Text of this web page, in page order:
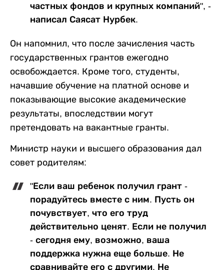
частных фондов и крупных компаний", -
написал Саясат Нурбек.
Он напомнил, что после зачисления часть
государственных грантов ежегодно
освобождается. Кроме того, студенты,
начавшие обучение на платной основе и
показывающие высокие академические
результаты, впоследствии могут
претендовать на вакантные гранты.
Министр науки и высшего образования дал
совет родителям:
"Если ваш ребенок получил грант -
порадуйтесь вместе с ним. Пусть он
почувствует, что его труд
действительно ценят. Если не получил
- сегодня ему, возможно, ваша
поддержка нужна еще больше. Не
сравнивайте его с другими. Не